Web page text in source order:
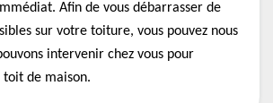
Afin de vous débarrasser de
sur votre toiture, vous pouvez nous
intervenir chez vous pour
de maison.